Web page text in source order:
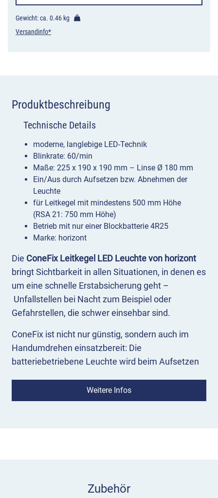
Gewicht: ca. 0.46 kg
Versandinfo*
Produktbeschreibung
Die ConeFix Leitkegel LED Leuchte von horizont
bringt Sichtbarkeit in allen Situationen, in denen es
um eine schnelle Erstabsicherung geht –
Unfallstellen bei Nacht zum Beispiel oder
Gefahrstellen, die schwer einsehbar sind.
ConeFix ist nicht nur günstig, sondern auch im
Handumdrehen einsatzbereit: Die
batteriebetriebene Leuchte wird beim Aufsetzen
sofort ein gleichmäßiges gelbes Blinklicht ab.
Einschaltautomatik:Die Leuchte schaltet sich
Weitere Infos
Technische Details
moderne, langlebige LED-Technik
Blinkrate: 60/min
Maße: 225 x 190 x 190 mm – Linse Ø 180 mm
Ein/Aus durch Aufsetzen bzw. Abnehmen der
Leuchte
für Leitkegel mit mindestens 500 mm Höhe
(RSA 21: 750 mm Höhe)
Betrieb mit nur einer Blockbatterie 4R25
Marke: horizont
Zubehör